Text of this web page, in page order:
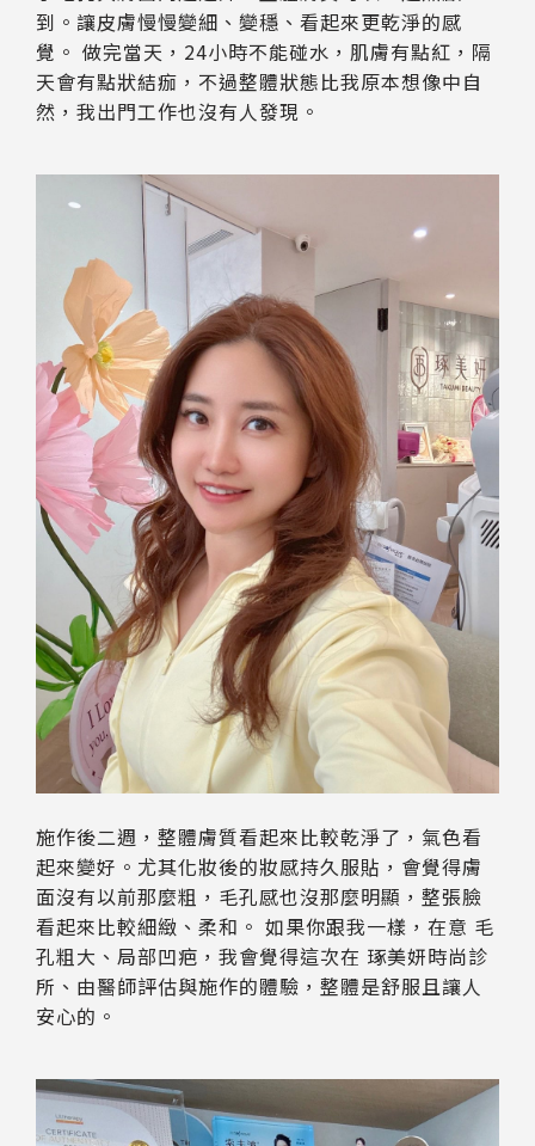
到。讓皮膚慢慢變細、變穩、看起來更乾淨的感
覺。 做完當天，24小時不能碰水，肌膚有點紅，隔
天會有點狀結痂，不過整體狀態比我原本想像中自
然，我出門工作也沒有人發現。
施作後二週，整體膚質看起來比較乾淨了，氣色看
起來變好。尤其化妝後的妝感持久服貼，會覺得膚
面沒有以前那麼粗，毛孔感也沒那麼明顯，整張臉
看起來比較細緻、柔和。 如果你跟我一樣，在意 毛
孔粗大、局部凹疤，我會覺得這次在 琢美妍時尚診
所、由醫師評估與施作的體驗，整體是舒服且讓人
安心的。